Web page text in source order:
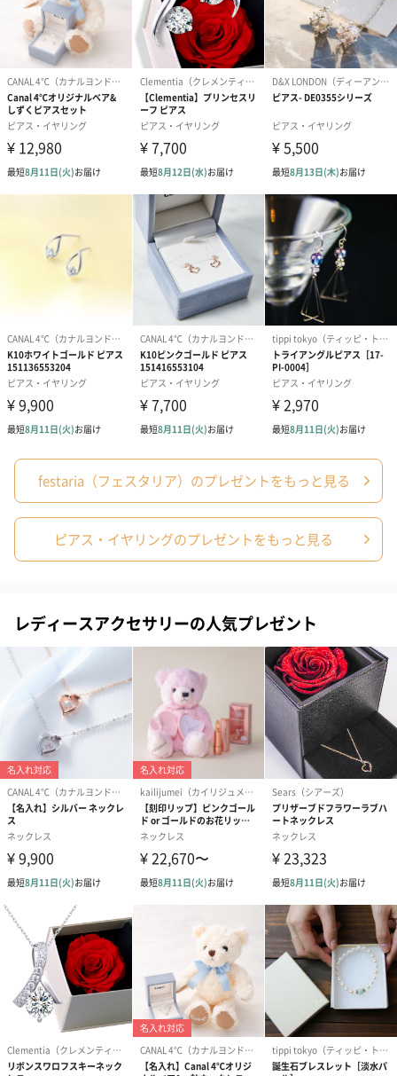
生花
生花のブーケを同梱します。
※9-15時にご注文いただく場合、最短のお届け可能日が通常より
も1日遅くなります。
シーズンブーケ（ひま
ブーケ（ホワイトグリ
ーン）（1,650円）
ブーケ（ピン
（1,650円）
ドライフラワー・プリザーブドフラワー
自然のお花で作ったドライフラワー・プリザーブドフラワーを同
梱します。
い。パッケージに入れてお届けします。
ブーケ（ピンク）
（2,580円）
（2,580円）
ク）（1,500円
ぬいぐるみ
愛らしいぬいぐるみを同梱してお届けします。
誕生日・記念日・出産祝いなどのシーンにおすすめです。
フラワーテディベア
（2,390円）
テディベア（バニラ）
（1,760円）
テディベア（
ル）（1,760円
festaria（フェスタリア）のプレゼントをもっと見る
ピアス・イヤリングのプレゼントをもっと見る
レディースアクセサリーの人気プレゼント